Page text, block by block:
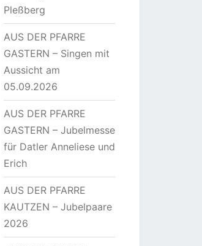
Pleßberg
AUS DER PFARRE
GASTERN – Singen mit
Aussicht am
05.09.2026
AUS DER PFARRE
GASTERN – Jubelmesse
für Datler Anneliese und
Erich
AUS DER PFARRE
KAUTZEN – Jubelpaare
2026